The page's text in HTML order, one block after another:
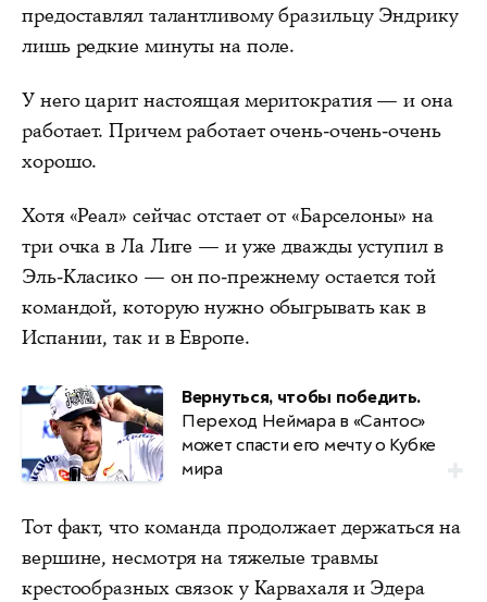
предоставлял талантливому бразильцу Эндрику
лишь редкие минуты на поле.
У него царит настоящая меритократия — и она
работает. Причем работает очень-очень-очень
хорошо.
Хотя «Реал» сейчас отстает от «Барселоны» на
три очка в Ла Лиге — и уже дважды уступил в
Эль-Класико — он по-прежнему остается той
командой, которую нужно обыгрывать как в
Испании, так и в Европе.
Вернуться, чтобы победить.
Переход Неймара в «Сантос»
может спасти его мечту о Кубке
мира
Тот факт, что команда продолжает держаться на
вершине, несмотря на тяжелые травмы
крестообразных связок у Карвахаля и Эдера